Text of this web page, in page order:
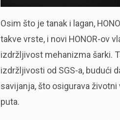
Osim što je tanak i lagan,
takve vrste, i novi HONOR-ov
izdržljivost mehanizma šarki.
izdržljivosti od SGS-a, budući
savijanja, što osigurava
puta.